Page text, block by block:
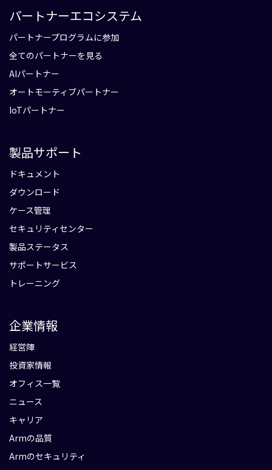
パートナーエコシステム
パートナープログラムに参加
全てのパートナーを見る
AIパートナー
オートモーティブパートナー
IoTパートナー
製品サポート
ドキュメント
ダウンロード
ケース管理
セキュリティセンター
製品ステータス
サポートサービス
トレーニング
企業情報
経営陣
投資家情報
オフィス一覧
ニュース
キャリア
Armの品質
Armのセキュリティ